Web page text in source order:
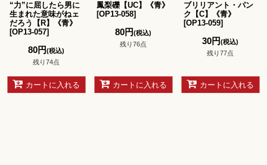
“力”に屈したら男に
生まれた意味がねェ
だろう【R】《青》
[OP13-057]
80円(税込)
残り74点
カートに入れる
鳳梨礫【UC】《青》
[OP13-058]
80円(税込)
残り76点
カートに入れる
ブリリアント・パン
ク【C】《青》
[OP13-059]
30円(税込)
残り77点
カートに入れる